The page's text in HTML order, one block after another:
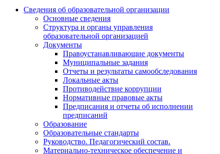
Сведения об образовательной организации
Основные сведения
Структура и органы управления
образовательной организацией
Документы
Правоустанавливающие документы
Муниципальные задания
Отчеты и результаты самообследования
Локальные акты
Противодействие коррупции
Нормативные правовые акты
Предписания и отчеты об исполнении
предписаний
Образование
Образовательные стандарты
Руководство. Педагогический состав.
Материально-техническое обеспечение и